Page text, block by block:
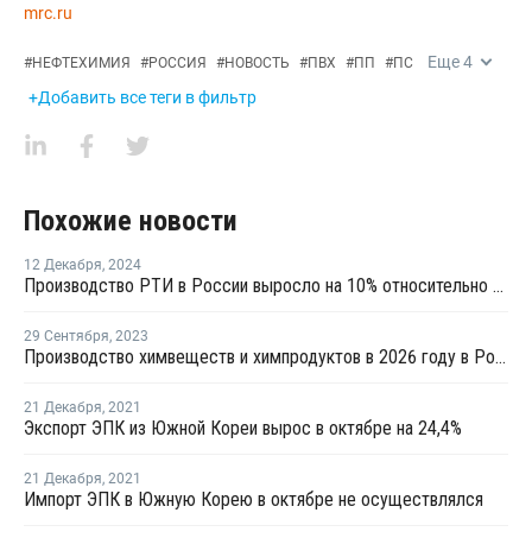
mrc.ru
#НЕФТЕХИМИЯ #РОССИЯ #НОВОСТЬ #ПВХ #ПП #ПС Еще4
+Добавить все теги в фильтр
Похожие новости
12 Декабря, 2024
Производство РТИ в России выросло на 10% относительно 2021 года
29 Сентября, 2023
Производство химвеществ и химпродуктов в 2026 году в России может вырасти на 15,9%
21 Декабря, 2021
Экспорт ЭПК из Южной Кореи вырос в октябре на 24,4%
21 Декабря, 2021
Импорт ЭПК в Южную Корею в октябре не осуществлялся